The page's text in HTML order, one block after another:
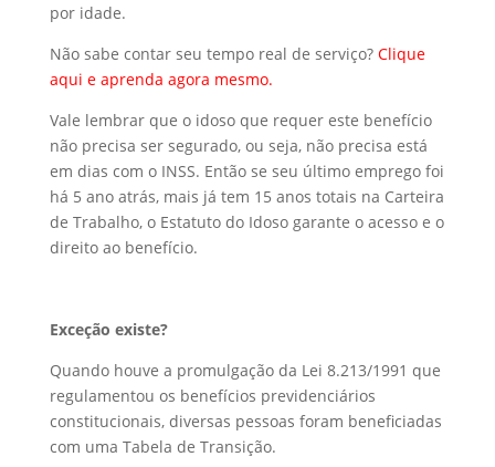
por idade.
Não sabe contar seu tempo real de serviço? Clique
aqui e aprenda agora mesmo.
Vale lembrar que o idoso que requer este benefício
não precisa ser segurado, ou seja, não precisa está
em dias com o INSS. Então se seu último emprego foi
há 5 ano atrás, mais já tem 15 anos totais na Carteira
de Trabalho, o Estatuto do Idoso garante o acesso e o
direito ao benefício.
Exceção existe?
Quando houve a promulgação da Lei 8.213/1991 que
regulamentou os benefícios previdenciários
constitucionais, diversas pessoas foram beneficiadas
com uma Tabela de Transição.